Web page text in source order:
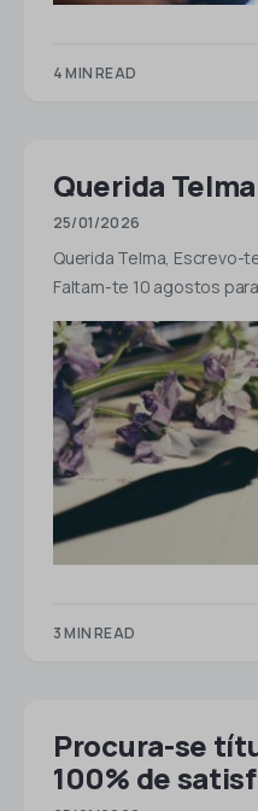
4 MIN READ
Querida Telma
25/01/2026
Querida Telma, Escrevo-
Faltam-te 10 agostos
3 MIN READ
Procura-se
100% de